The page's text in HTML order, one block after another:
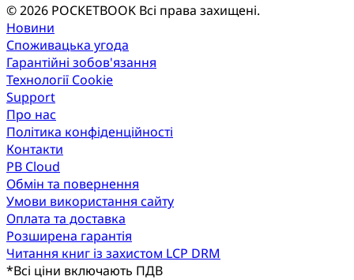
© 2026 POCKETBOOK Всі права захищені.
Новини
Споживацька угода
Гарантійні зобов'язання
Технології Cookie
Support
Про нас
Політика конфіденційності
Контакти
PB Cloud
Обмін та повернення
Умови використання сайту
Оплата та доставка
Розширена гарантія
Читання книг із захистом LCP DRM
*Всі ціни включають ПДВ